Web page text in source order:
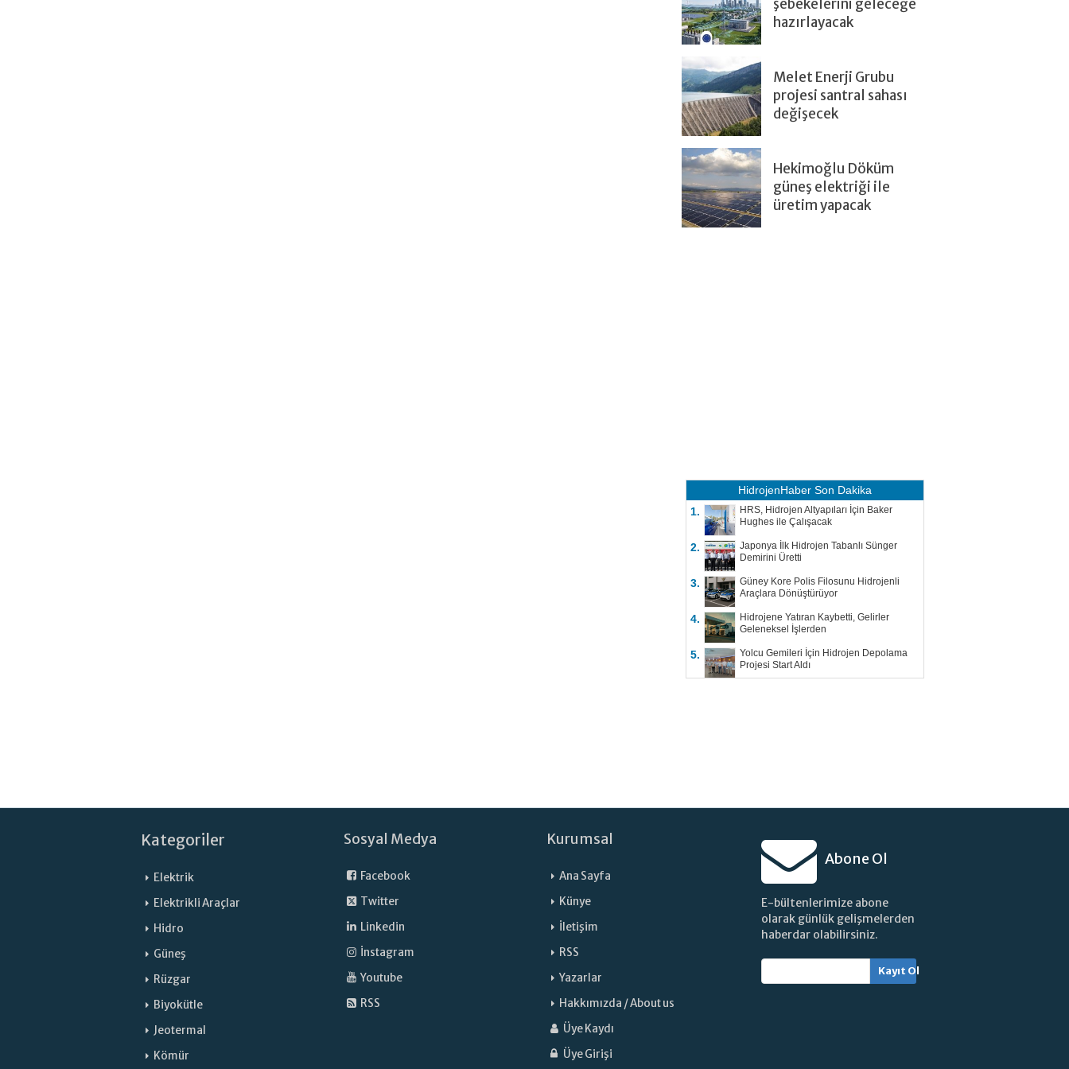
şebekelerini geleceğe
hazırlayacak
Melet Enerji Grubu
projesi santral sahası
değişecek
Hekimoğlu Döküm
güneş elektriği ile
üretim yapacak
HidrojenHaber Son Dakika
1.
HRS, Hidrojen Altyapıları İçin Baker
Hughes ile Çalışacak
2.
Japonya İlk Hidrojen Tabanlı Sünger
Demirini Üretti
3.
Güney Kore Polis Filosunu Hidrojenli
Araçlara Dönüştürüyor
4.
Hidrojene Yatıran Kaybetti, Gelirler
Geleneksel İşlerden
5.
Yolcu Gemileri İçin Hidrojen Depolama
Projesi Start Aldı
Kategoriler
Elektrik
Elektrikli Araçlar
Hidro
Güneş
Rüzgar
Biyokütle
Jeotermal
Kömür
Sosyal Medya
Facebook
Twitter
Linkedin
İnstagram
Youtube
RSS
Kurumsal
Ana Sayfa
Künye
İletişim
RSS
Yazarlar
Hakkımızda / About us
Üye Kaydı
Üye Girişi
Abone Ol
E-bültenlerimize abone
olarak günlük gelişmelerden
haberdar olabilirsiniz.
Kayıt Ol